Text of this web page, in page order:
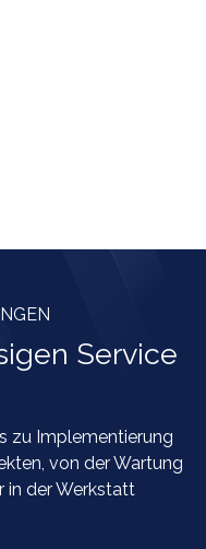
Service
zu Implementierung
von der Wartung
in der Werkstatt